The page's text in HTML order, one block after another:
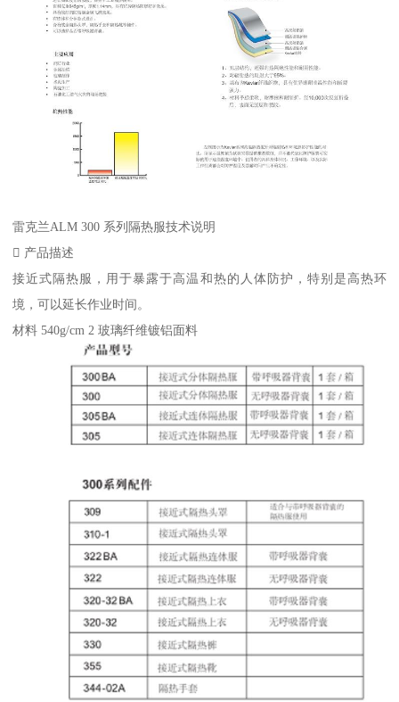
雷克兰ALM 300 系列隔热服技术说明
 产品描述
接近式隔热服，用于暴露于高温和热的人体防护，特别是高热环
境，可以延长作业时间。
材料 540g/cm 2 玻璃纤维镀铝面料